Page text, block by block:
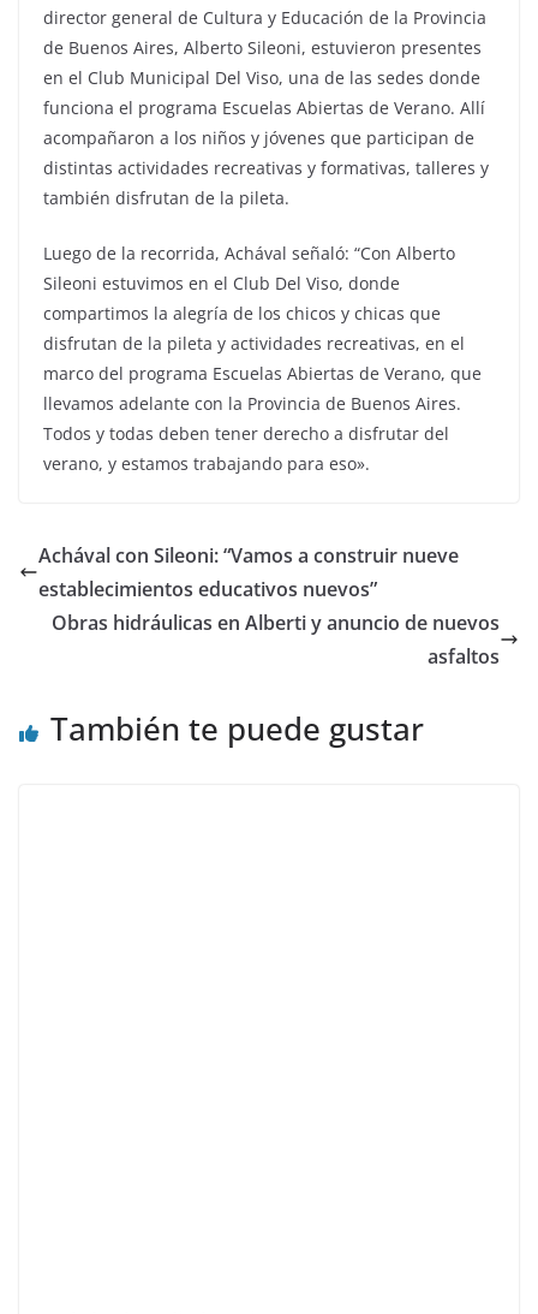
director general de Cultura y Educación de la Provincia
de Buenos Aires, Alberto Sileoni, estuvieron presentes
en el Club Municipal Del Viso, una de las sedes donde
funciona el programa Escuelas Abiertas de Verano. Allí
acompañaron a los niños y jóvenes que participan de
distintas actividades recreativas y formativas, talleres y
también disfrutan de la pileta.
Luego de la recorrida, Achával señaló: “Con Alberto
Sileoni estuvimos en el Club Del Viso, donde
compartimos la alegría de los chicos y chicas que
disfrutan de la pileta y actividades recreativas, en el
marco del programa Escuelas Abiertas de Verano, que
llevamos adelante con la Provincia de Buenos Aires.
Todos y todas deben tener derecho a disfrutar del
verano, y estamos trabajando para eso».
Achával con Sileoni: “Vamos a construir nueve
establecimientos educativos nuevos”
Obras hidráulicas en Alberti y anuncio de nuevos
asfaltos
También te puede gustar